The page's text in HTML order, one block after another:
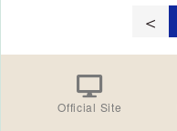
＜
Official Site